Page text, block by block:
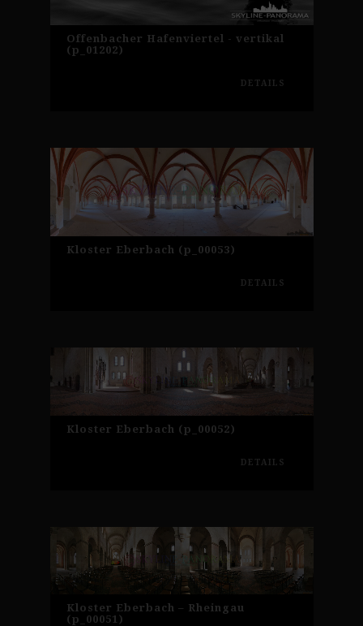
Offenbacher Hafenviertel - vertikal
(p_01202)
DETAILS
Kloster Eberbach (p_00053)
DETAILS
Kloster Eberbach (p_00052)
DETAILS
Kloster Eberbach – Rheingau
(p_00051)